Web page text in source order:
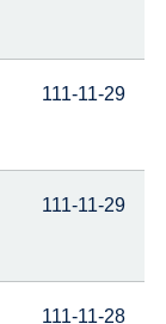
111-11-29
111-11-29
111-11-28